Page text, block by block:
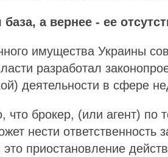
база, а вернее - ее
имущества Украины
разработал
деятельности в сфере
что брокер, (или агент) по
нести ответственность
это приостановление